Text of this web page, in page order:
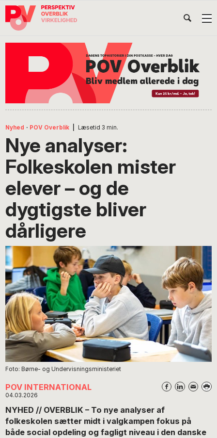
Gå
direkte
Skip
indhold
Gå
direkte
Nyhed · POV Overblik Læsetid 3 min.
Nye analyser:
Folkeskolen mister
elever – og de
dygtigste bliver
dårligere
Foto: Børne- og Undervisningsministeriet
POV INTERNATIONAL
04.03.2026
NYHED // OVERBLIK – To nye analyser af
folkeskolen sætter midt i valgkampen fokus på
både social opdeling og fagligt niveau i den danske